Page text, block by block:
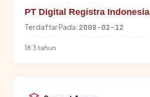
PT Digital Registra Indonesia
Terdaftar Pada: 2008-02-12
18.3 tahun